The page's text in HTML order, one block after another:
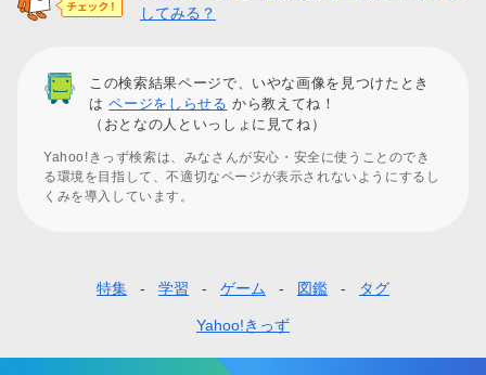
してみる？
この検索結果ページで、いやな画像を見つけたとき
はページをしらせる から教えてね！
（おとなの人といっしょに見てね）
Yahoo!きっず検索は、みなさんが安心・安全に使うことのでき
る環境を目指して、不適切なページが表示されないようにするし
くみを導入しています。
タ
特集 学習 ゲーム 図鑑 タグ
Yahoo!きっず